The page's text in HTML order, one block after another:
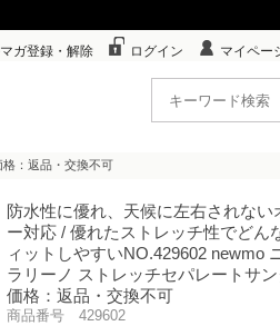
ガ登録・解除 ログイン マイペー
：返品・交換不可
防水性に優れ、天候に左右されない
ー対応 / 優れたストレッチ性でどん
ィットしやすいNO.429602 newmo
ラリーノ ストレッチセパレートサ
価格：返品・交換不可
商品番号 429602